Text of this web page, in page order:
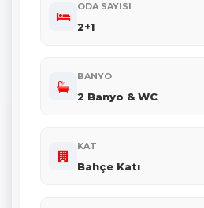
ODA SAYISI
2+1
BANYO
2 Banyo & WC
KAT
Bahçe Katı